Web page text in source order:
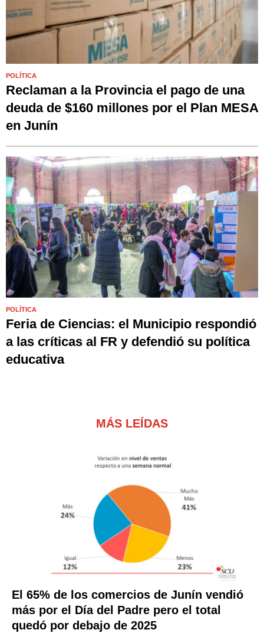
POLÍTICA
Reclaman a la Provincia el pago de una
deuda de $160 millones por el Plan MESA
en Junín
POLÍTICA
Feria de Ciencias: el Municipio respondió
a las críticas al FR y defendió su política
educativa
MÁS LEÍDAS
El 65% de los comercios de Junín vendió
más por el Día del Padre pero el total
quedó por debajo de 2025